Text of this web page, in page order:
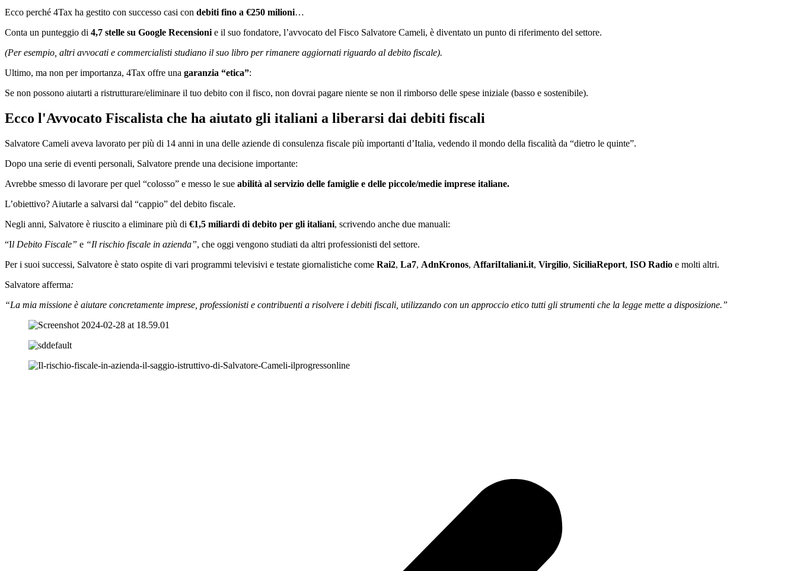
Ecco perché 4Tax ha gestito con successo casi con debiti fino a €250 milioni…
Conta un punteggio di 4,7 stelle su Google Recensioni e il suo fondatore, l’avvocato del Fisco Salvatore Cameli, è diventato un punto di riferimento del settore.
(Per esempio, altri avvocati e commercialisti studiano il suo libro per rimanere aggiornati riguardo al debito fiscale).
Ultimo, ma non per importanza, 4Tax offre una garanzia “etica”:
Se non possono aiutarti a ristrutturare/eliminare il tuo debito con il fisco, non dovrai pagare niente se non il rimborso delle spese iniziale (basso e sostenibile).
Ecco l'Avvocato Fiscalista che ha aiutato gli italiani a liberarsi dai debiti fiscali
Salvatore Cameli aveva lavorato per più di 14 anni in una delle aziende di consulenza fiscale più importanti d’Italia, vedendo il mondo della fiscalità da “dietro le quinte”.
Dopo una serie di eventi personali, Salvatore prende una decisione importante:
Avrebbe smesso di lavorare per quel “colosso” e messo le sue abilità al servizio delle famiglie e delle piccole/medie imprese italiane.
L’obiettivo? Aiutarle a salvarsi dal “cappio” del debito fiscale.
Negli anni, Salvatore è riuscito a eliminare più di €1,5 miliardi di debito per gli italiani, scrivendo anche due manuali:
“Il Debito Fiscale” e “Il rischio fiscale in azienda”, che oggi vengono studiati da altri professionisti del settore.
Per i suoi successi, Salvatore è stato ospite di vari programmi televisivi e testate giornalistiche come Rai2, La7, AdnKronos, AffariItaliani.it, Virgilio, SiciliaReport, ISO Radio e molti altri.
Salvatore afferma:
“La mia missione è aiutare concretamente imprese, professionisti e contribuenti a risolvere i debiti fiscali, utilizzando con un approccio etico tutti gli strumenti che la legge mette a disposizione.”